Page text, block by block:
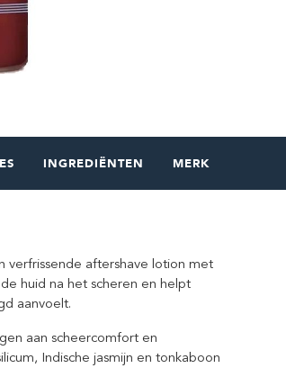
INGREDIËNTEN MERK
verfrissende aftershave lotion met
huid na het scheren en helpt
aanvoelt.
aan scheercomfort en
Indische jasmijn en tonkaboon